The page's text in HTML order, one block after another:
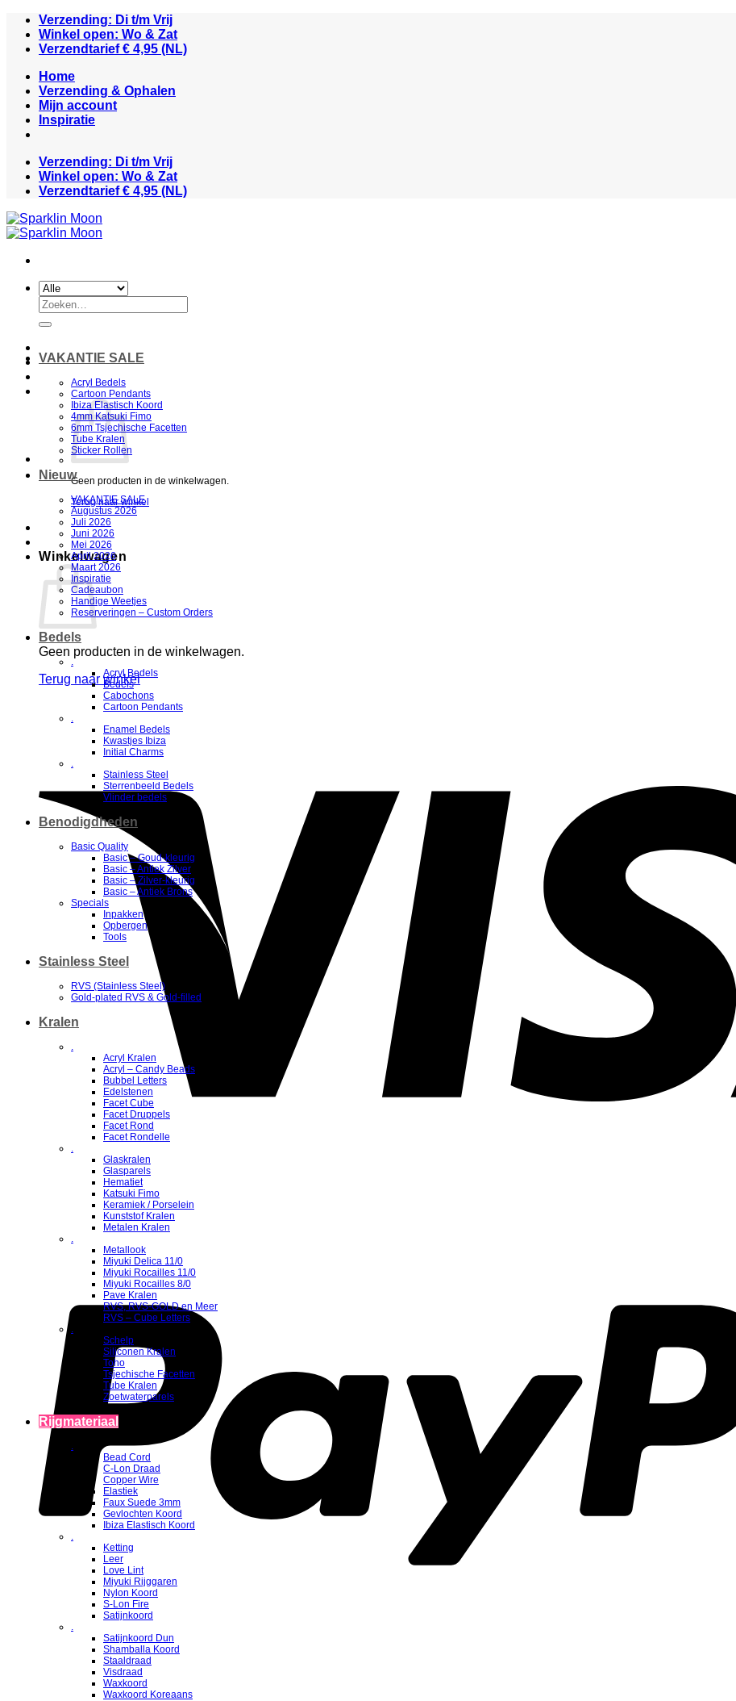
naar
inhoud
Verzending: Di t/m Vrij
Winkel open: Wo & Zat
Verzendtarief € 4,95 (NL)
Home
Verzending & Ophalen
Mijn account
Inspiratie
Verzending: Di t/m Vrij
Winkel open: Wo & Zat
Verzendtarief € 4,95 (NL)
Zoeken
naar:
Geen producten in de winkelwagen.
Terug naar winkel
Winkelwagen
Geen producten in de winkelwagen.
Terug naar winkel
VAKANTIE SALE
Acryl Bedels
Cartoon Pendants
Ibiza Elastisch Koord
4mm Katsuki Fimo
6mm Tsjechische Facetten
Tube Kralen
Sticker Rollen
Nieuw
VAKANTIE SALE
Augustus 2026
Juli 2026
Juni 2026
Mei 2026
April 2026
Maart 2026
Inspiratie
Cadeaubon
Handige Weetjes
Reserveringen – Custom Orders
Bedels
.
Acryl Bedels
Bedels
Cabochons
Cartoon Pendants
.
Enamel Bedels
Kwastjes Ibiza
Initial Charms
.
Stainless Steel
Sterrenbeeld Bedels
Vlinder bedels
Benodigdheden
Basic Quality
Basic – Goud-kleurig
Basic – Antiek Zilver
Basic – Zilver-kleurig
Basic – Antiek Brons
Specials
Inpakken
Opbergen
Tools
Stainless Steel
RVS (Stainless Steel)
Gold-plated RVS & Gold-filled
Kralen
.
Acryl Kralen
Acryl – Candy Beads
Bubbel Letters
Edelstenen
Facet Cube
Facet Druppels
Facet Rond
Facet Rondelle
.
Glaskralen
Glasparels
Hematiet
Katsuki Fimo
Keramiek / Porselein
Kunststof Kralen
Metalen Kralen
.
Metallook
Miyuki Delica 11/0
Miyuki Rocailles 11/0
Miyuki Rocailles 8/0
Pave Kralen
RVS, RVS-GOLD en Meer
RVS – Cube Letters
.
Schelp
Siliconen Kralen
Toho
Tsjechische Facetten
Tube Kralen
Zoetwaterparels
Rijgmateriaal
.
Bead Cord
C-Lon Draad
Copper Wire
Elastiek
Faux Suede 3mm
Gevlochten Koord
Ibiza Elastisch Koord
.
Ketting
Leer
Love Lint
Miyuki Rijggaren
Nylon Koord
S-Lon Fire
Satijnkoord
.
Satijnkoord Dun
Shamballa Koord
Staaldraad
Visdraad
Waxkoord
Waxkoord Koreaans